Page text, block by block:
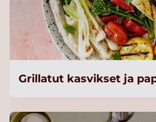
Grillatut kasvikset ja